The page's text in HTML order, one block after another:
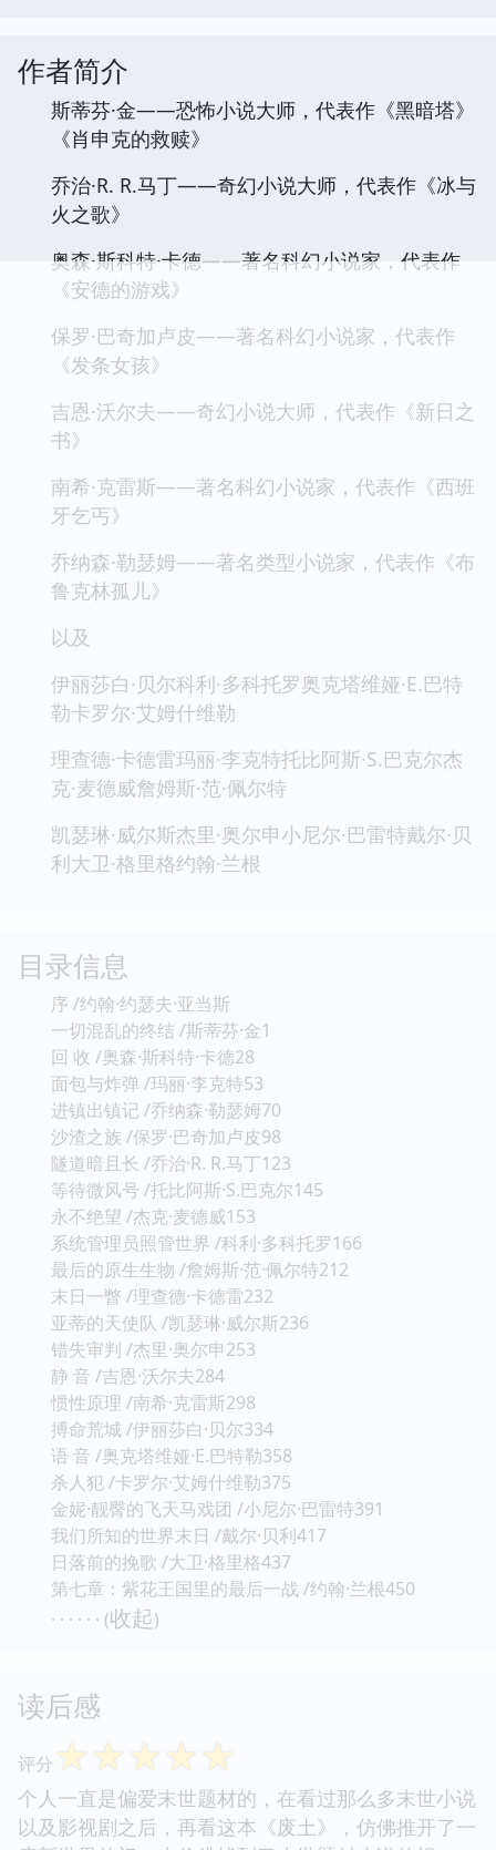
作者简介
斯蒂芬·金——恐怖小说大师，代表作《黑暗塔》
《肖申克的救赎》
乔治·R. R.马丁——奇幻小说大师，代表作《冰与
火之歌》
奥森·斯科特·卡德——著名科幻小说家，代表作
《安德的游戏》
保罗·巴奇加卢皮——著名科幻小说家，代表作
《发条女孩》
吉恩·沃尔夫——奇幻小说大师，代表作《新日之
书》
南希·克雷斯——著名科幻小说家，代表作《西班
牙乞丐》
乔纳森·勒瑟姆——著名类型小说家，代表作《布
鲁克林孤儿》
以及
伊丽莎白·贝尔科利·多科托罗奥克塔维娅·E.巴特
勒卡罗尔·艾姆什维勒
理查德·卡德雷玛丽·李克特托比阿斯·S.巴克尔杰
克·麦德威詹姆斯·范·佩尔特
凯瑟琳·威尔斯杰里·奥尔申小尼尔·巴雷特戴尔·贝
利大卫·格里格约翰·兰根
目录信息
序 /约翰·约瑟夫·亚当斯
一切混乱的终结 /斯蒂芬·金1
回 收 /奥森·斯科特·卡德28
面包与炸弹 /玛丽·李克特53
进镇出镇记 /乔纳森·勒瑟姆70
沙渣之族 /保罗·巴奇加卢皮98
隧道暗且长 /乔治·R. R.马丁123
等待微风号 /托比阿斯·S.巴克尔145
永不绝望 /杰克·麦德威153
系统管理员照管世界 /科利·多科托罗166
最后的原生生物 /詹姆斯·范·佩尔特212
末日一瞥 /理查德·卡德雷232
亚蒂的天使队 /凯瑟琳·威尔斯236
错失审判 /杰里·奥尔申253
静 音 /吉恩·沃尔夫284
惯性原理 /南希·克雷斯298
搏命荒城 /伊丽莎白·贝尔334
语 音 /奥克塔维娅·E.巴特勒358
杀人犯 /卡罗尔·艾姆什维勒375
金妮·靓臀的飞天马戏团 /小尼尔·巴雷特391
我们所知的世界末日 /戴尔·贝利417
日落前的挽歌 /大卫·格里格437
第七章：紫花王国里的最后一战 /约翰·兰根450
· · · · · · (收起)
读后感
评分 ☆☆☆☆☆
个人一直是偏爱末世题材的，在看过那么多末世小说
以及影视剧之后，再看这本《废土》，仿佛推开了一